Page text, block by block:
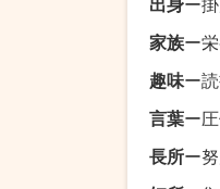
出身ー
家族ー
趣味ー
言葉ー
長所ー